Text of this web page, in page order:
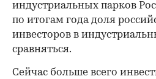
индустриальных парков
по итогам года доля
инвесторов в
сравняться.
Сейчас больше всего